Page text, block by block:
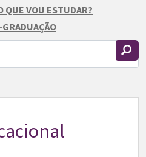
QUE VOU ESTUDAR?